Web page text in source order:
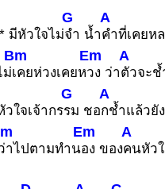
* มีหัวใจไม่
G
จำ น้ำ
A
คำที่เคยห
ม่
Bm
เคยห่วงเคยห
Em
วง ว่า
A
ตัวจะช้
วใจเจ้ากร
G
รม ชอ
A
กช้ำแล้วยั
าไปตามทำน
Em
อง ของ
A
คนหัว